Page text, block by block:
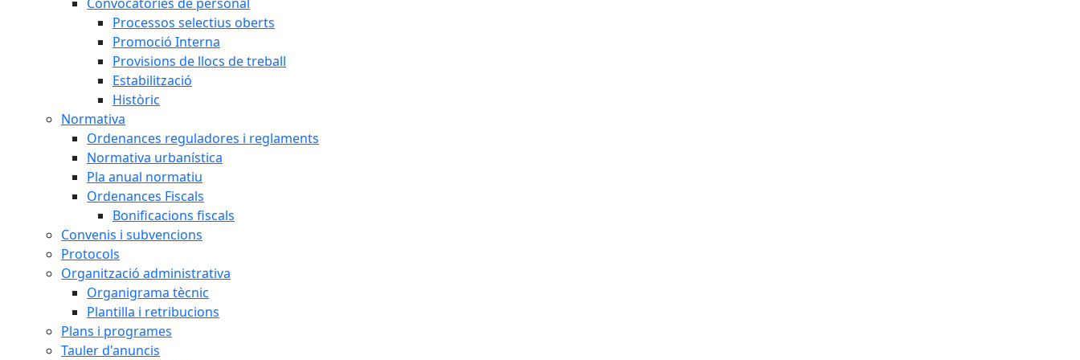
Processos selectius oberts
Promoció Interna
Provisions de llocs de treball
Estabilització
Històric
Normativa
Ordenances reguladores i reglaments
Normativa urbanística
Pla anual normatiu
Ordenances Fiscals
Bonificacions fiscals
Convenis i subvencions
Protocols
Organització administrativa
Organigrama tècnic
Plantilla i retribucions
Plans i programes
Tauler d'anuncis